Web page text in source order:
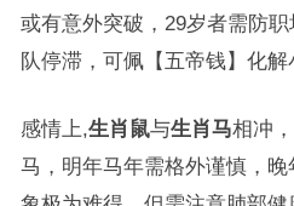
或有意外突破，29岁者需防
队停滞，可佩【五帝钱】化解
感情上,生肖鼠与生肖马相冲
马，明年马年需格外谨慎，